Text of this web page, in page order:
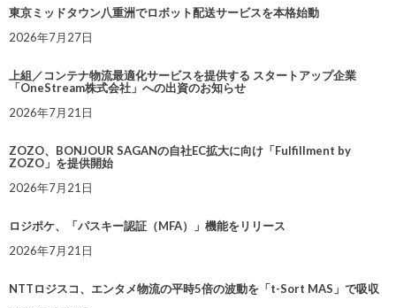
東京ミッドタウン八重洲でロボット配送サービスを本格始動
2026年7月27日
上組／コンテナ物流最適化サービスを提供する スタートアップ企業
「OneStream株式会社」への出資のお知らせ
2026年7月21日
ZOZO、BONJOUR SAGANの自社EC拡大に向け「Fulfillment by
ZOZO」を提供開始
2026年7月21日
ロジポケ、「パスキー認証（MFA）」機能をリリース
2026年7月21日
NTTロジスコ、エンタメ物流の平時5倍の波動を「t-Sort MAS」で吸収